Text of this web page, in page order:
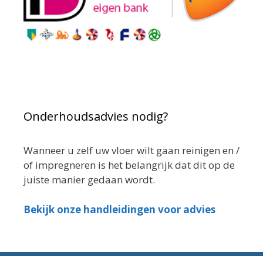
Onderhoudsadvies nodig?
Wanneer u zelf uw vloer wilt gaan reinigen en /
of impregneren is het belangrijk dat dit op de
juiste manier gedaan wordt.
Bekijk onze handleidingen voor advies